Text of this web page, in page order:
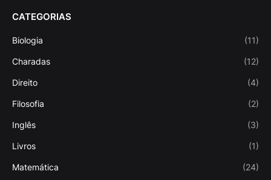
CATEGORIAS
Biologia (11)
Charadas (12)
Direito (4)
Filosofia (2)
Inglês (3)
Livros (1)
Matemática (24)